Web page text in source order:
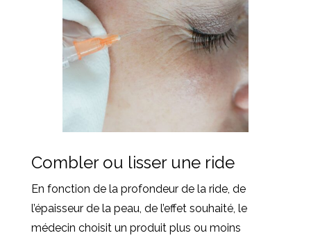
Combler ou lisser une ride
En fonction de la profondeur de la ride, de
l’épaisseur de la peau, de l’effet souhaité, le
médecin choisit un produit plus ou moins